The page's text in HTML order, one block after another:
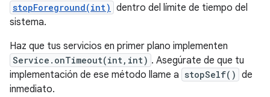
stopForeground(int) dentro del límite de tiempo del
sistema.
Haz que tus servicios en primer plano implementen
Service.onTimeout(int,int) . Asegúrate de que tu
implementación de ese método llame a stopSelf() de
inmediato.